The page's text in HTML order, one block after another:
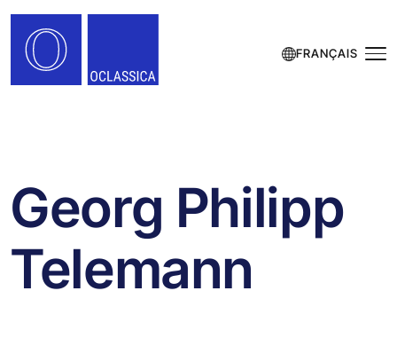
FRANÇAIS
Georg Philipp
Telemann